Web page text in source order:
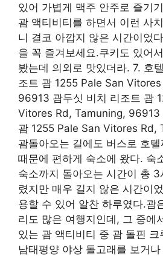
있어 가볍게 맥주 안주로 즐기
괌 액티비티를 하면서 이런 사
니 결코 아깝지 않은 시간이었
을 꼭 즐겨보세요.쿠키도 있어
봤는데 의외로 맛있더라. 7. 호
조트 괌 1255 Pale San
96913 괌두싯 비치 리조트 괌
Vitores Rd, Tamuning, 96913
괌 1255 Pale San Vitores Rd,
괌돌아오는 길에도 버스로 호
때문에 편하게 숙소에 왔다. 숙
숙소까지 돌아오는 시간이 총
렸지만 매우 길지 않은 시간이
용할 수 있어 알찬 하루였다.괌
리도 많은 여행지인데, 그 중에
있는 괌 액티비티 중 괌 돌핀
남태평양 야상 돌고래를 보거